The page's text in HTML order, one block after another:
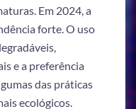
Em 2024, a
forte. O uso
e a preferência
das práticas
ecológicos.